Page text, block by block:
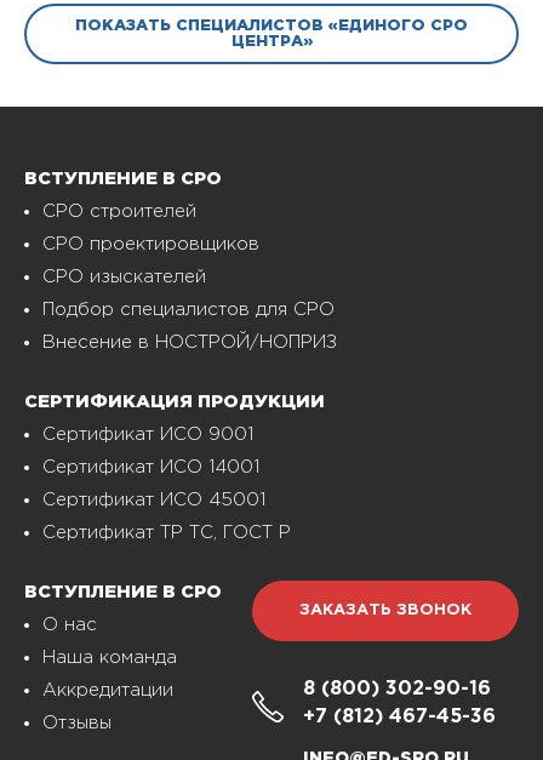
ПОКАЗАТЬ СПЕЦИАЛИСТОВ «ЕДИНОГО СРО
ЦЕНТРА»
ВСТУПЛЕНИЕ В СРО
СРО строителей
СРО проектировщиков
СРО изыскателей
Подбор специалистов для СРО
Внесение в НОСТРОЙ/НОПРИЗ
СЕРТИФИКАЦИЯ ПРОДУКЦИИ
Сертификат ИСО 9001
Сертификат ИСО 14001
Сертификат ИСО 45001
Сертификат ТР ТС, ГОСТ Р
ВСТУПЛЕНИЕ В СРО
О нас
Наша команда
Аккредитации
Отзывы
ЗАКАЗАТЬ ЗВОНОК
8 (800) 302-90-16
+7 (812) 467-45-36